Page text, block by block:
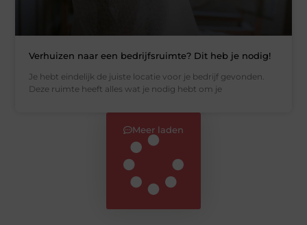
Verhuizen naar een bedrijfsruimte? Dit heb je nodig!
Je hebt eindelijk de juiste locatie voor je bedrijf gevonden.
Deze ruimte heeft alles wat je nodig hebt om je
Meer laden